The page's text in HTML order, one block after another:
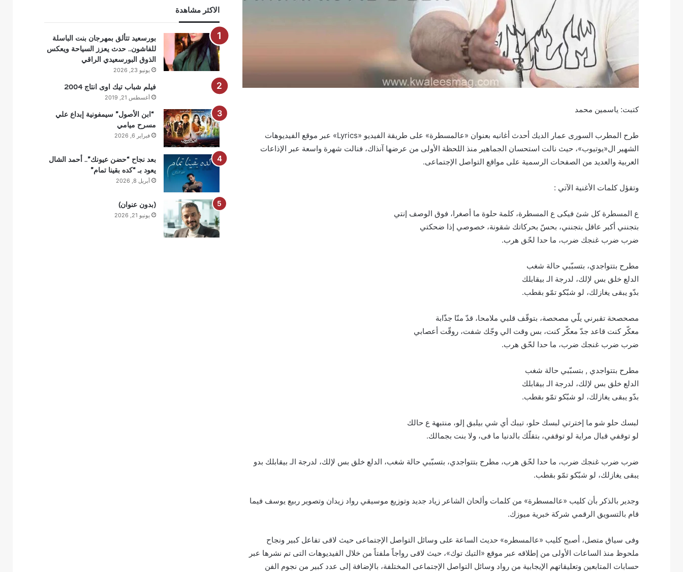
كتبت: ياسمين محمد
طرح المطرب السورى عمار الديك أحدث أغانيه بعنوان «عالمسطرة» على طريقة الفيديو «Lyrics» عبر موقع الفيديوهات
الشهير ال«يوتيوب»، حيث نالت استحسان الجماهير منذ اللحظة الأولى من عرضها آنذاك، فنالت شهرة واسعة عبر الإذاعات
العربية والعديد من الصفحات الرسمية على مواقع التواصل الإجتماعى.
وتقؤل كلمات الأغنية الآتي :
ع المسطرة كل شئ فيكى ع المسطرة، كلمة حلوة ما أصغرا، فوق الوصف إنتي
بتجنني أكبر عاقل بتجنني، بحسّ بحركاتك شقونة، خصوصي إذا ضحكتي
ضرب ضرب غنجك ضرب، ما حدا لحّق هرب.
مطرح بتتواجدي، بتسبّبي حالة شغب
الدلع خلق بس لإلك، لدرجة الـ بيقابلك
بدّو يبقى يغازلك، لو شبّكو تمّو بقطب.
مصحصحة تقبرني يلّي مصحصة، بتوقّف قلبي ملامحا، قدّ منّا جذّابة
معكّر كنت قاعد جدّ معكّر كنت، بس وقت الي وجّك شفت، روقّت أعصابي
ضرب ضرب غنجك ضرب، ما حدا لحّق هرب.
مطرح بتتواجدي , بتسبّبي حالة شغب
الدلع خلق بس لإلك، لدرجة الـ بيقابلك
بدّو يبقى يغازلك، لو شبّكو تمّو بقطب.
لبسك حلو شو ما إخترتي لبسك حلو، تيبك أي شي بيلبق إلو، منتبهة ع حالك
لو توقفي قبال مراية لو توقفي، بتقلّك بالدنيا ما فى، ولا بنت بجمالك.
ضرب ضرب غنجك ضرب، ما حدا لحّق هرب، مطرح بتتواجدي، بتسبّبي حالة شغب، الدلع خلق بس لإلك، لدرجة الـ بيقابلك بدو
يبقى يغازلك، لو شبّكو تمّو بقطب.
وجدير بالذكر بأن كليب «عالمسطرة» من كلمات وألحان الشاعر زياد جديد وتوزيع موسيقي رواد زيدان وتصوير ربيع يوسف فيما
قام بالتسويق الرقمي شركة خبرية ميوزك.
وفى سياق متصل، أصبح كليب «عالمسطره» حديث الساعة على وسائل التواصل الإجتماعى حيث لاقى تفاعل كبير ونجاح
ملحوظ منذ الساعات الأولى من إطلاقه عبر موقع «التيك توك»، حيث لاقى رواجاً ملفتاً من خلال الفيديوهات التى تم نشرها عبر
حسابات المتابعين وتعليقاتهم الإيجابية من رواد وسائل التواصل الإجتماعى المختلفة، بالإضافة إلى عدد كبير من نجوم الفن
الاكثر مشاهدة
بورسعيد تتألق بمهرجان بنت الباسلة
للفاشون.. حدث يعزز السياحة ويعكس
الذوق البورسعيدي الراقي
يونيو 23, 2026
فيلم شباب تيك اوى انتاج 2004
أغسطس 21, 2019
“ابن الأصول” سيمفونية إبداع علي
مسرح ميامي
فبراير 6, 2026
بعد نجاح “حضن عيونك”.. أحمد الشال
يعود بـ “كده بقينا تمام”
أبريل 8, 2026
(بدون عنوان)
يونيو 21, 2026